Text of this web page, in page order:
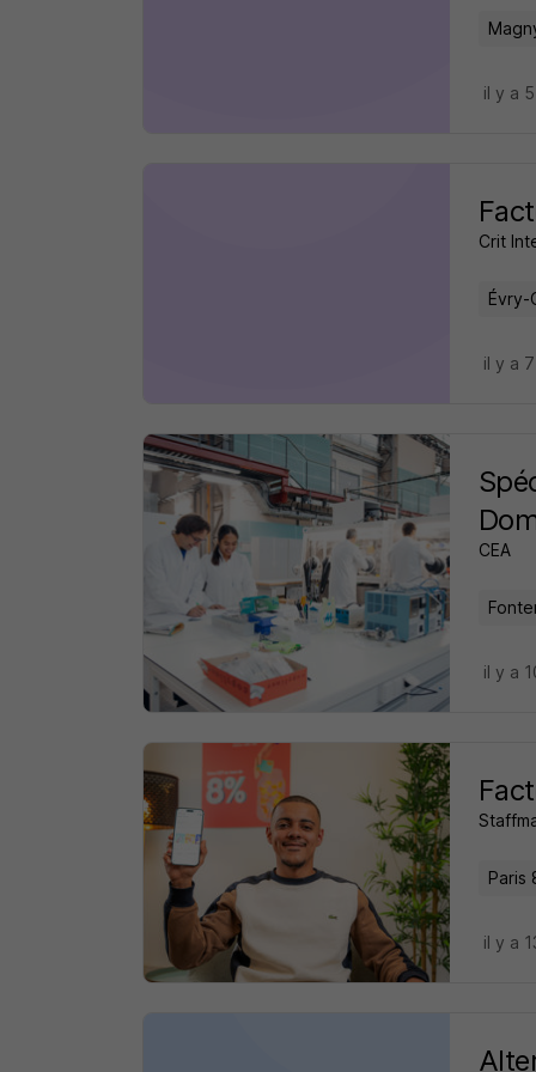
il y a
Crit
Évry-
il y a
CEA
il y a
Paris
il y a